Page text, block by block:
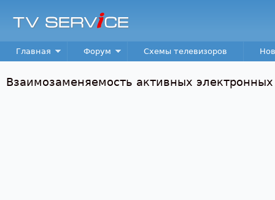
TV
Service
Main menu
Главная Форум Схемы телевизоров
Взаимозаменяемость активных